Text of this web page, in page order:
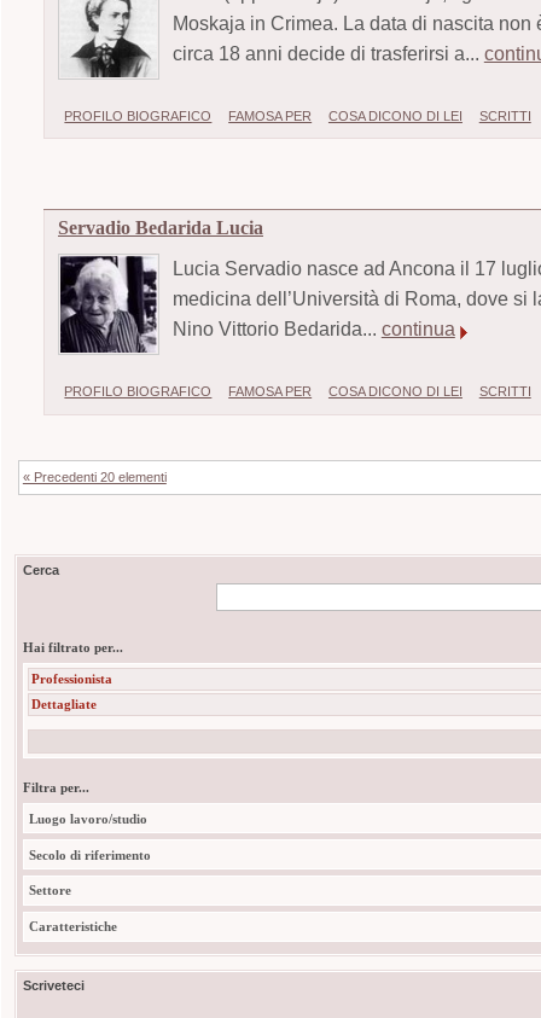
Moskaja in Crimea. La data di nascita
circa 18 anni decide di trasferirsi a...
PROFILO BIOGRAFICO FAMOSA PER COSA DICONO DI LEI SCRITTI
Servadio Bedarida Lucia
Lucia Servadio nasce ad Ancona il 17
medicina dell’Università di Roma, dove si
Nino Vittorio Bedarida... continua
PROFILO BIOGRAFICO FAMOSA PER COSA DICONO DI LEI SCRITTI
« Precedenti 20 elementi
Cerca
Hai filtrato per...
Professionista
Dettagliate
Filtra per...
Luogo lavoro/studio
Secolo di riferimento
Settore
Caratteristiche
Scriveteci